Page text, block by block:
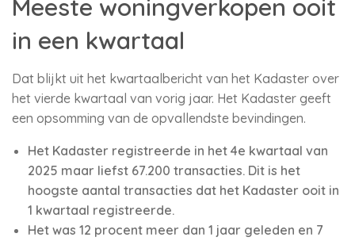
Meeste woningverkopen ooit
in een kwartaal
Dat blijkt uit het kwartaalbericht van het Kadaster over
het vierde kwartaal van vorig jaar. Het Kadaster geeft
een opsomming van de opvallendste bevindingen.
Het Kadaster registreerde in het 4e kwartaal van
2025 maar liefst 67.200 transacties. Dit is het
hoogste aantal transacties dat het Kadaster ooit in
1 kwartaal registreerde.
Het was 12 procent meer dan 1 jaar geleden en 7